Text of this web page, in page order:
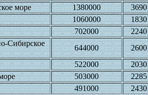
море 1380000 3690
1060000 1830
702000 2240
Сибирское
644000 2600
522000 2030
503000 2285
491000 2430